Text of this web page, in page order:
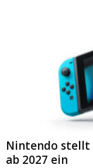
Nintendo stellt
ab 2027 ein